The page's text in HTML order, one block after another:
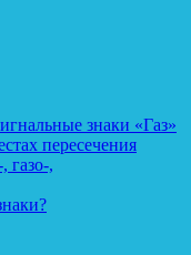
знаки «Газ»
пересечения
газо-,